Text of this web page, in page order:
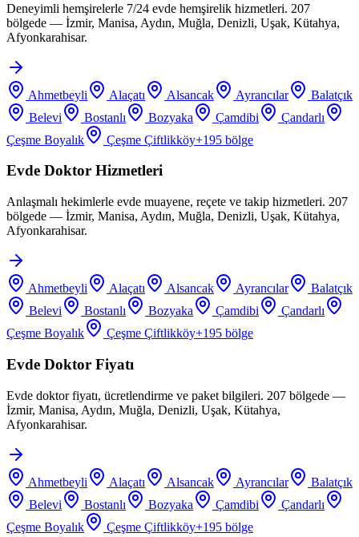
Deneyimli hemşirelerle 7/24 evde hemşirelik hizmetleri. 207
bölgede — İzmir, Manisa, Aydın, Muğla, Denizli, Uşak, Kütahya,
Afyonkarahisar.
Ahmetbeyli Alaçatı Alsancak Ayrancılar
Balatçık
Belevi
Bostanlı Bozyaka Çamdibi
Çandarlı
Çeşme Boyalık
Çeşme Çiftlikköy+195 bölge
Evde Doktor Hizmetleri
Anlaşmalı hekimlerle evde muayene, reçete ve takip hizmetleri. 207
bölgede — İzmir, Manisa, Aydın, Muğla, Denizli, Uşak, Kütahya,
Afyonkarahisar.
Ahmetbeyli Alaçatı Alsancak Ayrancılar
Balatçık
Belevi
Bostanlı Bozyaka Çamdibi
Çandarlı
Çeşme Boyalık
Çeşme Çiftlikköy+195 bölge
Evde Doktor Fiyatı
Evde doktor fiyatı, ücretlendirme ve paket bilgileri. 207 bölgede —
İzmir, Manisa, Aydın, Muğla, Denizli, Uşak, Kütahya,
Afyonkarahisar.
Ahmetbeyli Alaçatı Alsancak Ayrancılar
Balatçık
Belevi
Bostanlı Bozyaka Çamdibi
Çandarlı
Çeşme Boyalık
Çeşme Çiftlikköy+195 bölge